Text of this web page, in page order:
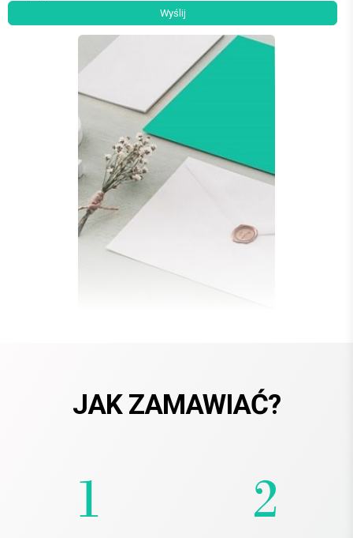
JAK ZAMAWIAĆ?